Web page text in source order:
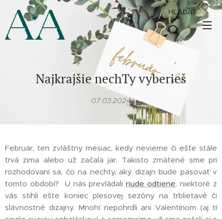
HĽADAŤ
Najkrajšie nechTy vyberieš
07.03.2024
Február, ten zvláštny mesiac, kedy nevieme či ešte stále
trvá zima alebo už začala jar. Takisto zmätené sme pri
rozhodovaní sa, čo na nechty, aký dizajn bude pasovať v
tomto období? U nás prevládalinude odtiene, niektoré z
vás stihli ešte koniec plesovej sezóny na trblietavé či
slávnostné dizajny. Mnohí nepohrdli ani Valentínom (aj tí